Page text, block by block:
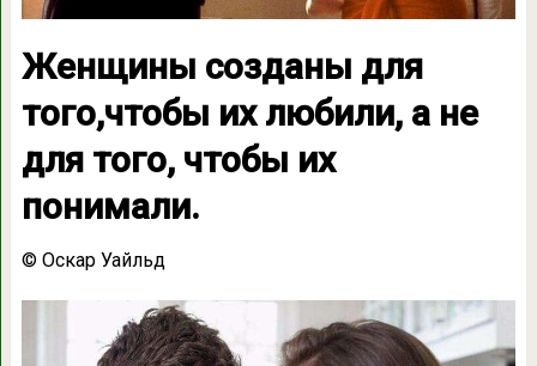
Женщины созданы для
того,чтобы их любили, а не
для того, чтобы их
понимали.
© Оскар Уайльд